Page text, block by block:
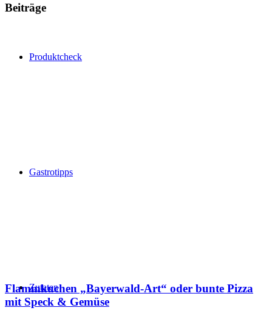
Produktcheck
Gastrotipps
Zutaten
Beiträge
Flammkuchen „Bayerwald-Art“ oder bunte Pizza
mit Speck & Gemüse